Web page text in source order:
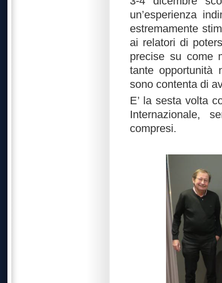
un’esperienza
estremamente
ai relatori di
precise su come
tante opportunità
sono contenta di
E’ la sesta volta
Internazionale,
compresi.